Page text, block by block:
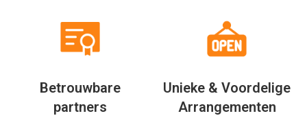
Betrouwbare
partners
Unieke & Voordelige
Arrangementen